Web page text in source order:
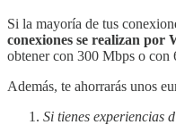
Si la mayoría de tus
conexiones se realizan
obtener con 300 Mbps o con
Además, te ahorrarás unos
Si tienes experiencias